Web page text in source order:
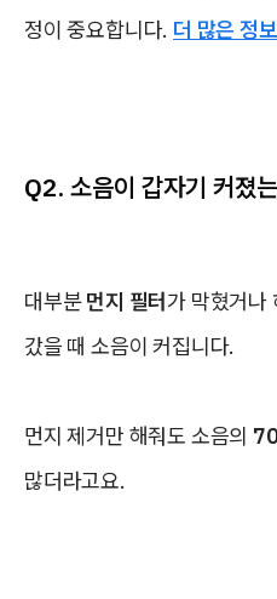
정이 중요합니다. 더 많은 정
Q2. 소음이 갑자기 커졌
대부분먼지 필터가 막혔거나
갔을 때 소음이 커집니다.
먼지 제거만 해줘도 소음의
많더라고요.